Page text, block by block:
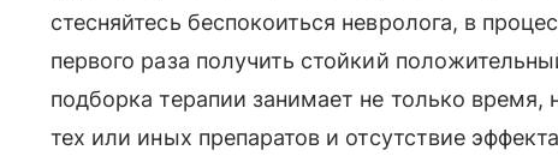
стесняйтесь беспокоиться невролога, в
первого раза получить стойкий
подборка терапии занимает не только время,
тех или иных препаратов и отсутствие